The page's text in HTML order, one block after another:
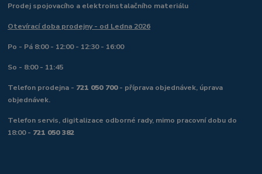
Prodej spojovacího a elektroinstalačního materiálu
Otevírací doba prodejny - od Ledna 2026
Po - Pá 8:00 - 12:00 - 12:30 - 16:00
So - 8:00 - 11:45
Telefon prodejna - 721 050 700- příprava objednávek, úprava
objednávek.
Telefon servis, digitalizace odborné rady, mimo pracovní dobu do
18:00 - 721 050 382